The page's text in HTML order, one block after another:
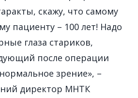
скажу, что самому
пациенту – 100 лет! Надо
глаза стариков,
после операции
зрение», –
директор МНТК